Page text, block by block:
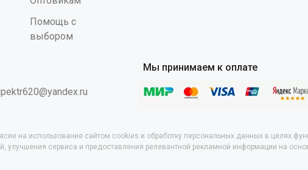
на использование сайтом cookies и обработку персональных данных в целях
улучшения сервиса и предоставления релевантной рекламной информации на
Помощь с
выбором
Мы принимаем к оплате